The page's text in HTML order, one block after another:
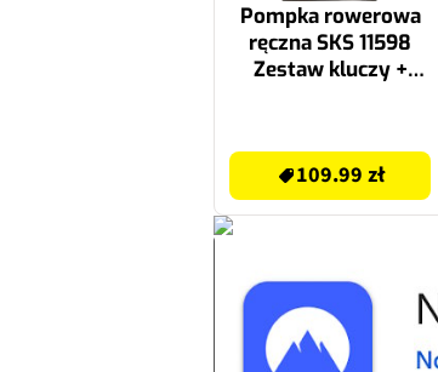
Pompka rowerowa
ręczna SKS 11598
Zestaw kluczy +
109.99 zł